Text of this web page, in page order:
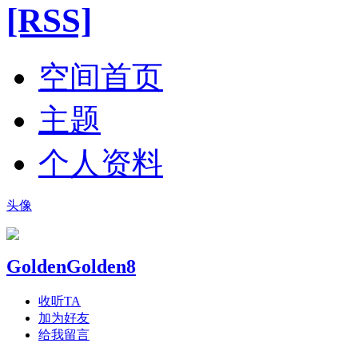
[RSS]
空间首页
主题
个人资料
头像
GoldenGolden8
收听TA
加为好友
给我留言